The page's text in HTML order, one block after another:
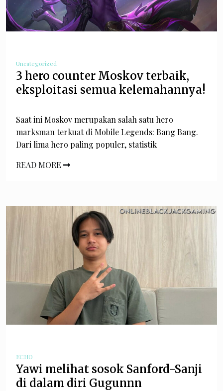
Uncategorized
3 hero counter Moskov terbaik,
eksploitasi semua kelemahannya!
Saat ini Moskov merupakan salah satu hero
marksman terkuat di Mobile Legends: Bang Bang.
Dari lima hero paling populer, statistik
READ MORE
ECHO
Yawi melihat sosok Sanford-Sanji
di dalam diri Gugunnn